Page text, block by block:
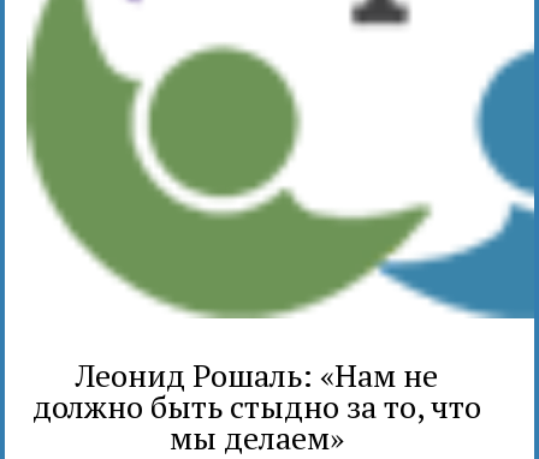
Леонид Рошаль: «Нам не
должно быть стыдно за то, что
мы делаем»